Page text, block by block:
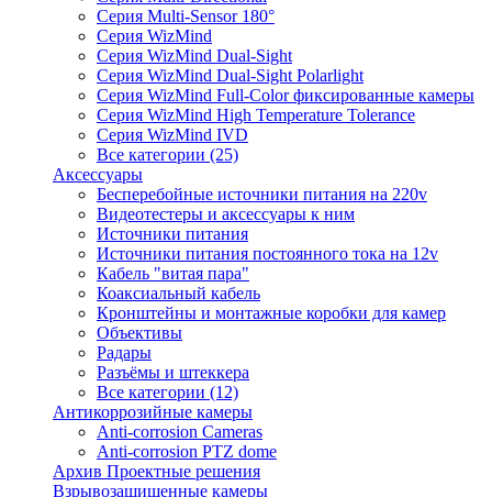
Серия Multi-Sensor 180°
Серия WizMind
Серия WizMind Dual-Sight
Серия WizMind Dual-Sight Polarlight
Серия WizMind Full-Color фиксированные камеры
Серия WizMind High Temperature Tolerance
Серия WizMind IVD
Все категории (25)
Аксессуары
Бесперебойные источники питания на 220v
Видеотестеры и аксессуары к ним
Источники питания
Источники питания постоянного тока на 12v
Кабель "витая пара"
Коаксиальный кабель
Кронштейны и монтажные коробки для камер
Объективы
Радары
Разъёмы и штеккера
Все категории (12)
Антикоррозийные камеры
Anti-corrosion Cameras
Anti-corrosion PTZ dome
Архив Проектные решения
Взрывозащищенные камеры